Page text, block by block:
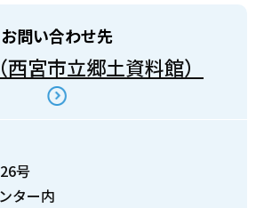
お問い合わせ先
宮市立郷土資料館）
号
ター内